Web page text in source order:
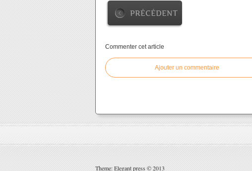
PRÉCÉDENT
Commenter cet article
Ajouter un commentaire
Theme: Elegant press © 2013